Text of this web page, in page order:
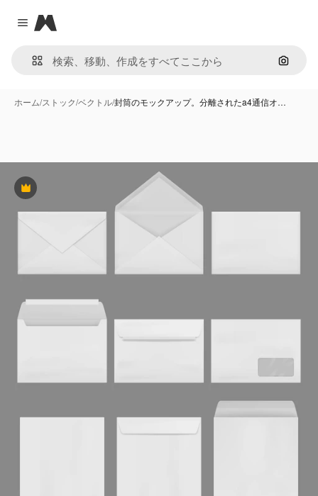
Close menu
Magnific
画像で
ホーム/ストック/ベクトル/封筒のモックアップ。分離されたa4通信オ…
Premium